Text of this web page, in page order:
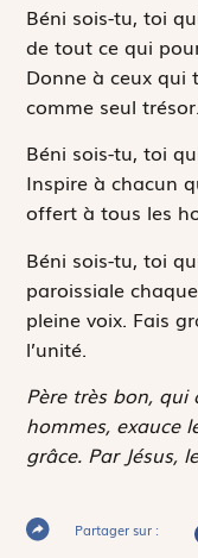
Béni sois-tu, toi
de tout ce qui
Donne à ceux qui
comme seul trésor.
Béni sois-tu, toi
Inspire à chacun
offert à tous les
Béni sois-tu, toi
paroissiale
pleine voix. Fais
l’unité.
Père très bon, qui
hommes, exauce
grâce. Par Jésus,
Partager sur :